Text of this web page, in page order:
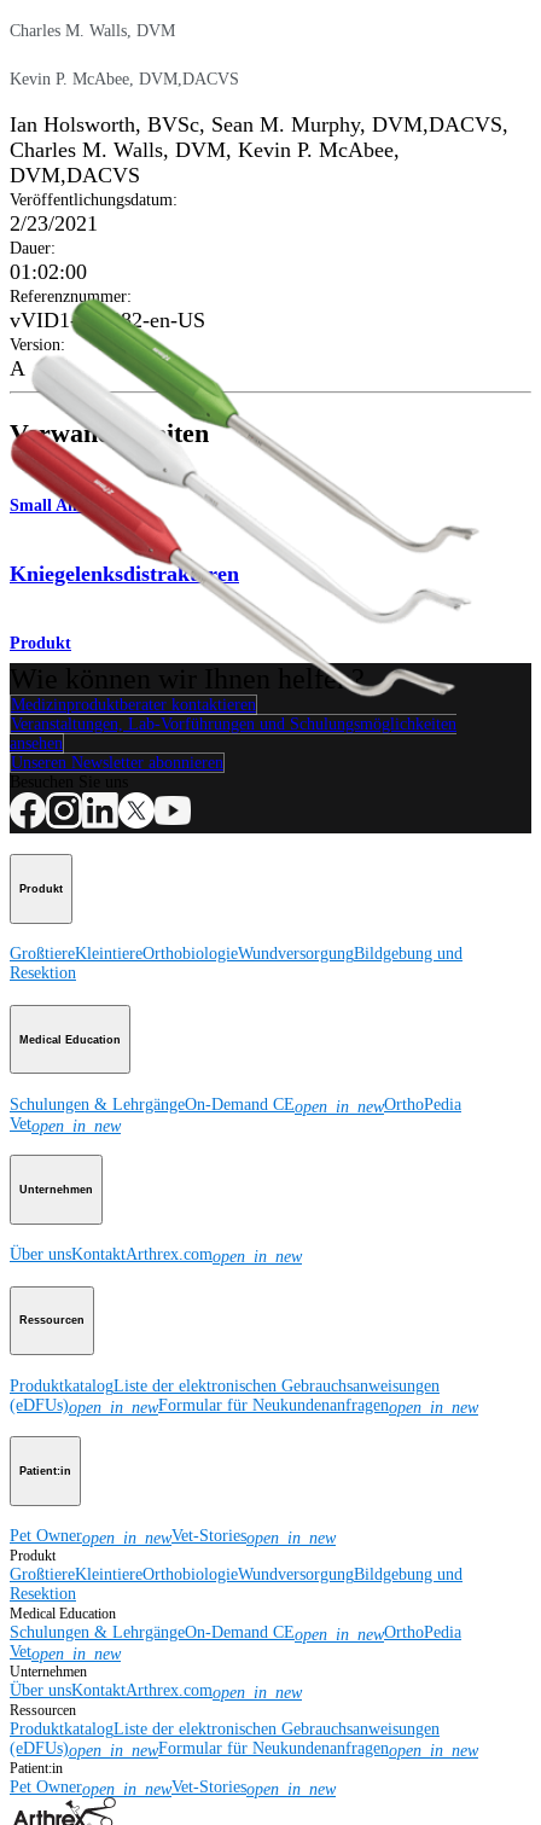
Charles M. Walls, DVM
Kevin P. McAbee, DVM,DACVS
Ian Holsworth, BVSc, Sean M. Murphy, DVM,DACVS,
Charles M. Walls, DVM, Kevin P. McAbee,
DVM,DACVS
Veröffentlichungsdatum:
2/23/2021
Dauer:
01:02:00
Referenznummer:
vVID1-001982-en-US
Version:
A
Verwandte Seiten
Small Animal
Kniegelenksdistraktoren
Produkt
Wie können wir Ihnen helfen?
Medizinproduktberater kontaktieren
Veranstaltungen, Lab-Vorführungen und Schulungsmöglichkeiten
ansehen
Unseren Newsletter abonnieren
Produkt
GroßtiereKleintiereOrthobiologieWundversorgungBildgebung und
Resektion
Medical Education
Schulungen & LehrgängeOn-Demand CEopen_in_newOrthoPedia
Vetopen_in_new
Unternehmen
Über unsKontaktArthrex.comopen_in_new
Ressourcen
ProduktkatalogListe der elektronischen Gebrauchsanweisungen
(eDFUs)open_in_newFormular für Neukundenanfragenopen_in_new
Patient:in
Pet Owneropen_in_newVet-Storiesopen_in_new
Produkt
GroßtiereKleintiereOrthobiologieWundversorgungBildgebung und
Resektion
Medical Education
Schulungen & LehrgängeOn-Demand CEopen_in_newOrthoPedia
Vetopen_in_new
Unternehmen
Über unsKontaktArthrex.comopen_in_new
Ressourcen
ProduktkatalogListe der elektronischen Gebrauchsanweisungen
(eDFUs)open_in_newFormular für Neukundenanfragenopen_in_new
Patient:in
Pet Owneropen_in_newVet-Storiesopen_in_new